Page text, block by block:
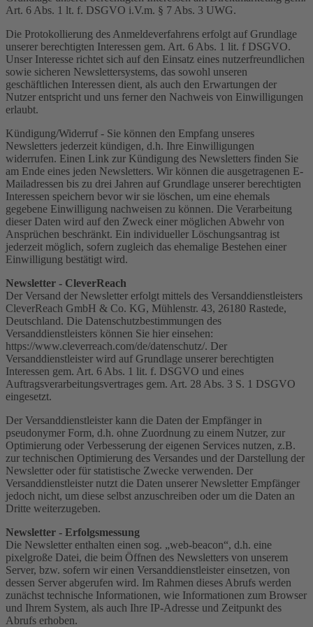
Art. 6 Abs. 1 lt. f. DSGVO i.V.m. § 7 Abs. 3 UWG.
Die Protokollierung des Anmeldeverfahrens erfolgt auf Grundlage
unserer berechtigten Interessen gem. Art. 6 Abs. 1 lit. f DSGVO.
Unser Interesse richtet sich auf den Einsatz eines nutzerfreundlichen
sowie sicheren Newslettersystems, das sowohl unseren
geschäftlichen Interessen dient, als auch den Erwartungen der
Nutzer entspricht und uns ferner den Nachweis von Einwilligungen
erlaubt.
Kündigung/Widerruf - Sie können den Empfang unseres
Newsletters jederzeit kündigen, d.h. Ihre Einwilligungen
widerrufen. Einen Link zur Kündigung des Newsletters finden Sie
am Ende eines jeden Newsletters. Wir können die ausgetragenen E-
Mailadressen bis zu drei Jahren auf Grundlage unserer berechtigten
Interessen speichern bevor wir sie löschen, um eine ehemals
gegebene Einwilligung nachweisen zu können. Die Verarbeitung
dieser Daten wird auf den Zweck einer möglichen Abwehr von
Ansprüchen beschränkt. Ein individueller Löschungsantrag ist
jederzeit möglich, sofern zugleich das ehemalige Bestehen einer
Einwilligung bestätigt wird.
Newsletter - CleverReach
Der Versand der Newsletter erfolgt mittels des Versanddienstleisters
CleverReach GmbH & Co. KG, Mühlenstr. 43, 26180 Rastede,
Deutschland. Die Datenschutzbestimmungen des
Versanddienstleisters können Sie hier einsehen:
https://www.cleverreach.com/de/datenschutz/. Der
Versanddienstleister wird auf Grundlage unserer berechtigten
Interessen gem. Art. 6 Abs. 1 lit. f. DSGVO und eines
Auftragsverarbeitungsvertrages gem. Art. 28 Abs. 3 S. 1 DSGVO
eingesetzt.
Der Versanddienstleister kann die Daten der Empfänger in
pseudonymer Form, d.h. ohne Zuordnung zu einem Nutzer, zur
Optimierung oder Verbesserung der eigenen Services nutzen, z.B.
zur technischen Optimierung des Versandes und der Darstellung der
Newsletter oder für statistische Zwecke verwenden. Der
Versanddienstleister nutzt die Daten unserer Newsletter Empfänger
jedoch nicht, um diese selbst anzuschreiben oder um die Daten an
Dritte weiterzugeben.
Newsletter - Erfolgsmessung
Die Newsletter enthalten einen sog. „web-beacon“, d.h. eine
pixelgroße Datei, die beim Öffnen des Newsletters von unserem
Server, bzw. sofern wir einen Versanddienstleister einsetzen, von
dessen Server abgerufen wird. Im Rahmen dieses Abrufs werden
zunächst technische Informationen, wie Informationen zum Browser
und Ihrem System, als auch Ihre IP-Adresse und Zeitpunkt des
Abrufs erhoben.